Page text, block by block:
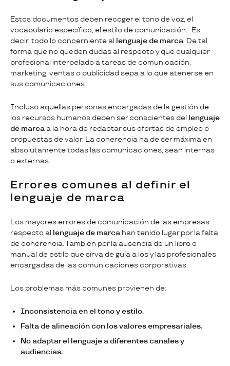
Estos documentos deben recoger el tono de voz, el
vocabulario específico, el estilo de comunicación… Es
decir, todo lo concerniente al lenguaje de marca. De tal
forma que no queden dudas al respecto y que cualquier
profesional interpelado a tareas de comunicación,
marketing, ventas o publicidad sepa a lo que atenerse en
sus comunicaciones.
Incluso aquellas personas encargadas de la gestión de
los recursos humanos deben ser conscientes del lenguaje
de marca a la hora de redactar sus ofertas de empleo o
propuestas de valor. La coherencia ha de ser máxima en
absolutamente todas las comunicaciones, sean internas
o externas.
Errores comunes al definir el
lenguaje de marca
Los mayores errores de comunicación de las empresas
respecto al lenguaje de marca han tenido lugar por la falta
de coherencia. También por la ausencia de un libro o
manual de estilo que sirva de guía a los y las profesionales
encargadas de las comunicaciones corporativas.
Los problemas más comunes provienen de:
Inconsistencia en el tono y estilo.
Falta de alineación con los valores empresariales.
No adaptar el lenguaje a diferentes canales y
audiencias.